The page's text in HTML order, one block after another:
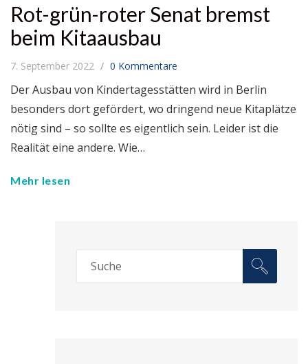
Rot-grün-roter Senat bremst
beim Kitaausbau
7. September 2022 0 Kommentare
Der Ausbau von Kindertagesstätten wird in Berlin
besonders dort gefördert, wo dringend neue Kitaplätze
nötig sind – so sollte es eigentlich sein. Leider ist die
Realität eine andere. Wie…
Mehr lesen